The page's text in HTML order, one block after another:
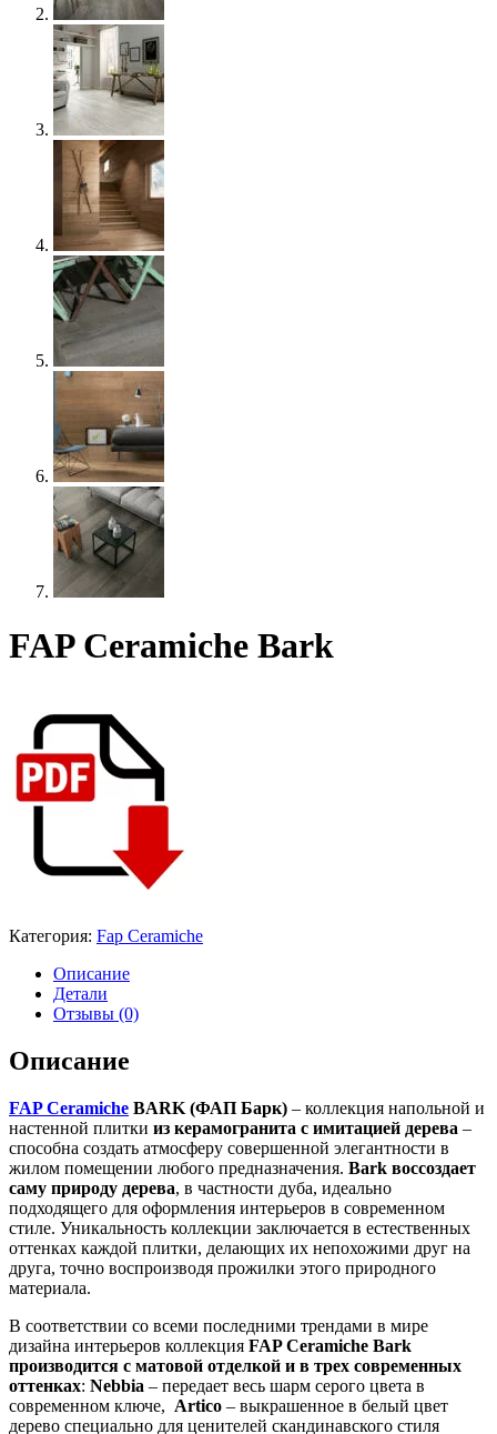
FAP Ceramiche Bark
Категория: Fap Ceramiche
Описание
Детали
Отзывы (0)
Описание
FAP Ceramiche BARK (ФАП Барк) – коллекция напольной и
настенной плитки из керамогранита с имитацией дерева –
способна создать атмосферу совершенной элегантности в
жилом помещении любого предназначения. Bark воссоздает
саму природу дерева, в частности дуба, идеально
подходящего для оформления интерьеров в современном
стиле. Уникальность коллекции заключается в естественных
оттенках каждой плитки, делающих их непохожими друг на
друга, точно воспроизводя прожилки этого природного
материала.
В соответствии со всеми последними трендами в мире
дизайна интерьеров коллекция FAP Ceramiche Bark
производится с матовой отделкой и в трех современных
оттенках: Nebbia – передает весь шарм серого цвета в
современном ключе, Artico – выкрашенное в белый цвет
дерево специально для ценителей скандинавского стиля